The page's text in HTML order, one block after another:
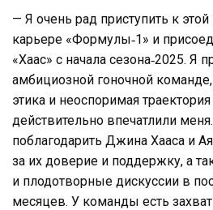
— Я очень рад приступить к
карьере «Формулы‑1» и
«Хаас» с начала сезона‑2025. Я
амбициозной гоночной
этика и неоспоримая
действительно впечатлили
поблагодарить Джина Хааса и
за их доверие и поддержку, а
и плодотворные дискуссии в
месяцев. У команды есть